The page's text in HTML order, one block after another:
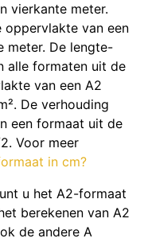
vierkante meter.
oppervlakte van een
meter. De lengte-
alle formaten uit de
van een A2
De verhouding
een formaat uit de
Voor meer
in cm?
u het A2-formaat
berekenen van A2
de andere A